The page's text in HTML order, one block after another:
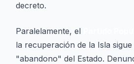
decreto.
Paralelamente, el
la recuperación de la Isla
"abandono" del Estado.